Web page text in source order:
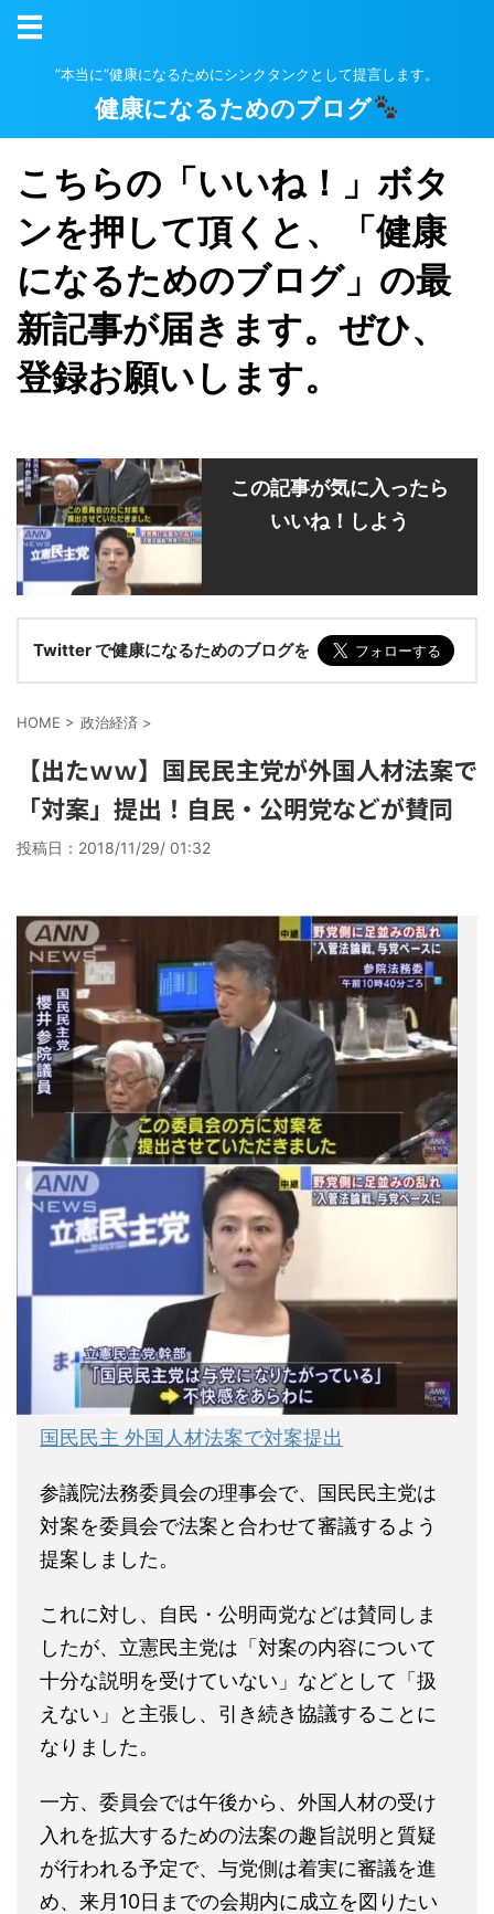
”本当に”健康になるためにシンクタンクとして提言します。
健康になるためのブログ
こちらの「いいね！」ボタ
ンを押して頂くと、「健康
になるためのブログ」の最
新記事が届きます。ぜひ、
登録お願いします。
この記事が気に入ったら
いいね！しよう
Twitter で健康になるためのブログを
HOME > 政治経済 >
【出たｗｗ】国民民主党が外国人材法案で
「対案」提出！自民・公明党などが賛同
投稿日： 2018/11/29/ 01:32
国民民主 外国人材法案で対案提出
参議院法務委員会の理事会で、国民民主党は
対案を委員会で法案と合わせて審議するよう
提案しました。
これに対し、自民・公明両党などは賛同しま
したが、立憲民主党は「対案の内容について
十分な説明を受けていない」などとして「扱
えない」と主張し、引き続き協議することに
なりました。
一方、委員会では午後から、外国人材の受け
入れを拡大するための法案の趣旨説明と質疑
が行われる予定で、与党側は着実に審議を進
め、来月10日までの会期内に成立を図りたい